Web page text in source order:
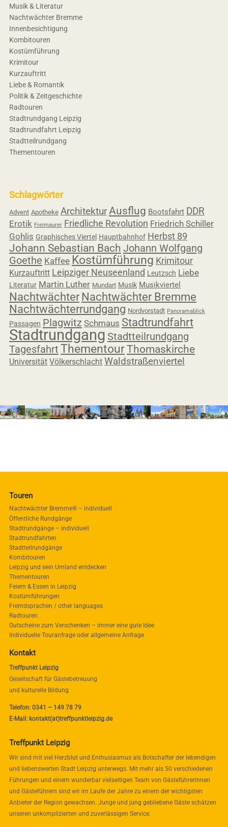
Musik & Literatur
Nachtwächter Bremme
Innenbesichtigung
Kombitouren
Kostümführung
Krimitour
Kurzauftritt
Liebe & Romantik
Politik & Zeitgeschichte
Radtouren
Stadtrundgang Leipzig
Stadtrundfahrt Leipzig
Stadtteilrundgang
Thementouren
Schlagwörter
Advent Apotheke Architektur Ausflug Bootsfahrt DDR
Erotik Freimaurer Friedliche Revolution Friedrich Schiller
Gohlis Graphisches Viertel Hauptbahnhof Herbst 89
Johann Sebastian Bach Johann Wolfgang
Goethe Kaffee Kostümführung Krimitour
Kurzauftritt Leipziger Neuseenland Leutzsch Liebe
Literatur Martin Luther Mundart Musik Musikviertel
NachtwächterNachtwächter Bremme
Nachtwächterrundgang Nordvorstadt Panoramablick
Passagen Plagwitz Schmaus Stadtrundfahrt
Stadtrundgang Stadtteilrundgang
Tagesfahrt ThementourThomaskirche
Universität Völkerschlacht Waldstraßenviertel
Touren
Nachtwächter Bremme® – individuell
Öffentliche Rundgänge
Stadtrundgänge – individuell
Stadtrundfahrten
Stadtteilrundgänge
Kombitouren
Leipzig und sein Umland entdecken
Thementouren
Feiern & Essen in Leipzig
Kostümführungen
Fremdsprachen / other languages
Radtouren
Gutscheine zum Verschenken – immer eine gute Idee
Individuelle Touranfrage oder allgemeine Anfrage
Kontakt
Treffpunkt Leipzig
Gesellschaft für Gästebetreuung
und kulturelle Bildung
Telefon: 0341 – 149 78 79
E-Mail: kontakt(at)treffpunktleipzig.de
Treffpunkt Leipzig
Wir sind mit viel Herzblut und Enthusiasmus als Botschafter der lebendigen
und liebenswerten Stadt Leipzig unterwegs. Mit mehr als 50 verschiedenen
Führungen und einem wunderbar vielseitigen Team von Gästeführerinnen
und Gästeführern sind wir im Laufe der Jahre zu einem der wichtigsten
Anbieter der Region gewachsen. Junge und jung gebliebene Gäste schätzen
unseren unkomplizierten und zuverlässigen Service.